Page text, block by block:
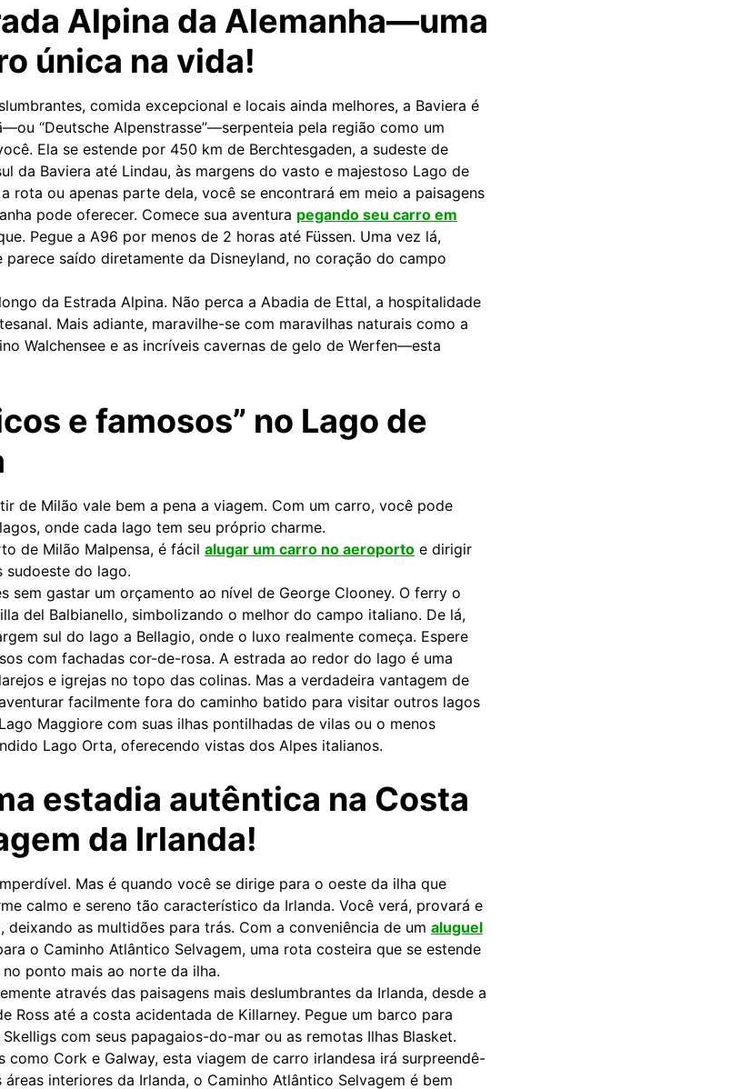
Alpina da Alemanha—uma
única na vida!
comida excepcional e locais ainda melhores, a Baviera é
“Deutsche Alpenstrasse”—serpenteia pela região como um
Ela se estende por 450 km de Berchtesgaden, a sudeste de
da Baviera até Lindau, às margens do vasto e majestoso Lago de
rota ou apenas parte dela, você se encontrará em meio a paisagens
pode oferecer. Comece sua aventura pegando seu carro em
Pegue a A96 por menos de 2 horas até Füssen. Uma vez lá,
saído diretamente da Disneyland, no coração do campo
da Estrada Alpina. Não perca a Abadia de Ettal, a hospitalidade
Mais adiante, maravilhe-se com maravilhas naturais como a
Walchensee e as incríveis cavernas de gelo de Werfen—esta
e famosos” no Lago de
de Milão vale bem a pena a viagem. Com um carro, você pode
onde cada lago tem seu próprio charme.
de Milão Malpensa, é fácil alugar um carro no aeroporto e dirigir
sudoeste do lago.
sem gastar um orçamento ao nível de George Clooney. O ferry o
del Balbianello, simbolizando o melhor do campo italiano. De lá,
sul do lago a Bellagio, onde o luxo realmente começa. Espere
com fachadas cor-de-rosa. A estrada ao redor do lago é uma
e igrejas no topo das colinas. Mas a verdadeira vantagem de
facilmente fora do caminho batido para visitar outros lagos
Maggiore com suas ilhas pontilhadas de vilas ou o menos
Lago Orta, oferecendo vistas dos Alpes italianos.
estadia autêntica na Costa
da Irlanda!
Mas é quando você se dirige para o oeste da ilha que
calmo e sereno tão característico da Irlanda. Você verá, provará e
deixando as multidões para trás. Com a conveniência de um aluguel
o Caminho Atlântico Selvagem, uma rota costeira que se estende
ponto mais ao norte da ilha.
através das paisagens mais deslumbrantes da Irlanda, desde a
Ross até a costa acidentada de Killarney. Pegue um barco para
com seus papagaios-do-mar ou as remotas Ilhas Blasket.
como Cork e Galway, esta viagem de carro irlandesa irá surpreendê-
interiores da Irlanda, o Caminho Atlântico Selvagem é bem